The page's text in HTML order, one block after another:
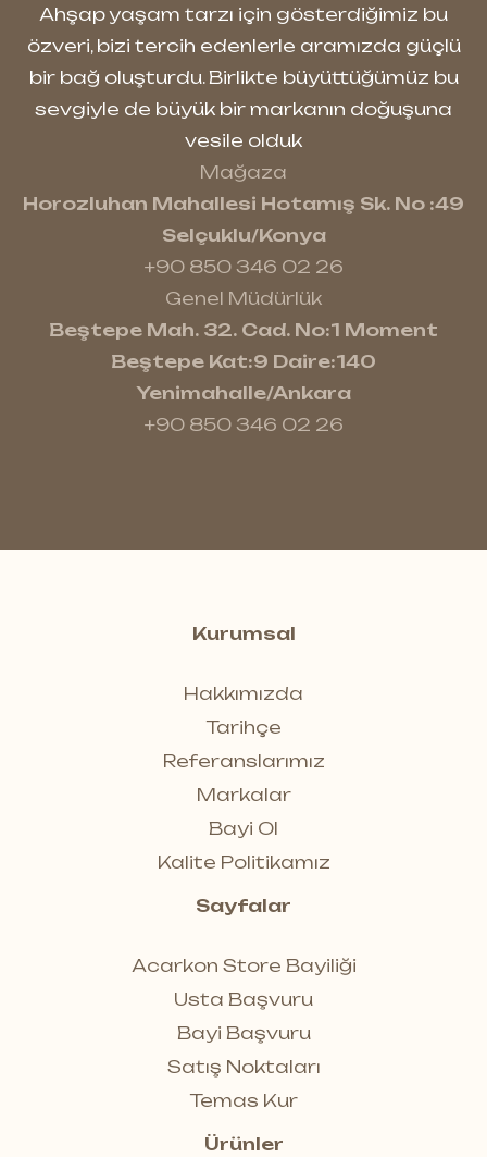
Ahşap yaşam tarzı için gösterdiğimiz bu
özveri, bizi tercih edenlerle aramızda güçlü
bir bağ oluşturdu. Birlikte büyüttüğümüz bu
sevgiyle de büyük bir markanın doğuşuna
vesile olduk
Mağaza
Horozluhan Mahallesi Hotamış Sk. No :49
Selçuklu/Konya
+90 850 346 02 26
Genel Müdürlük
Beştepe Mah. 32. Cad. No:1 Moment
Beştepe Kat:9 Daire:140
Yenimahalle/Ankara
+90 850 346 02 26
Kurumsal
Hakkımızda
Tarihçe
Referanslarımız
Markalar
Bayi Ol
Kalite Politikamız
Sayfalar
Acarkon Store Bayiliği
Usta Başvuru
Bayi Başvuru
Satış Noktaları
Temas Kur
Ürünler